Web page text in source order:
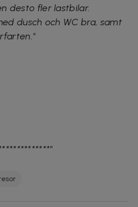
desto fler lastbilar.
dusch och WC bra, samt